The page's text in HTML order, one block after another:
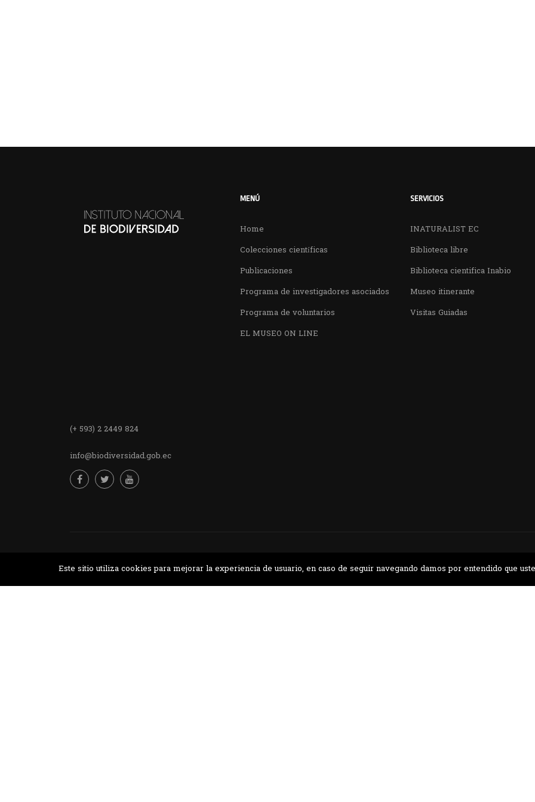
(+ 593) 2 2449 824
info@biodiversidad.gob.ec
MENÚ
Home
Colecciones científicas
Publicaciones
Programa de investigadores asociados
Programa de voluntarios
EL MUSEO ON LINE
SERVICIOS
INATURALIST EC
Biblioteca libre
Biblioteca cientifica Inabio
Museo itinerante
Visitas Guiadas
Este sitio utiliza cookies para mejorar la experiencia de usuario, en caso de seguir navegando damos por entendido que